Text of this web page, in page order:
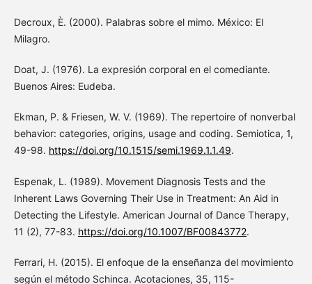
Decroux, È. (2000). Palabras sobre el mimo. México: El
Milagro.
Doat, J. (1976). La expresión corporal en el comediante.
Buenos Aires: Eudeba.
Ekman, P. & Friesen, W. V. (1969). The repertoire of nonverbal
behavior: categories, origins, usage and coding. Semiotica, 1,
49-98. https://doi.org/10.1515/semi.1969.1.1.49.
Espenak, L. (1989). Movement Diagnosis Tests and the
Inherent Laws Governing Their Use in Treatment: An Aid in
Detecting the Lifestyle. American Journal of Dance Therapy,
11 (2), 77-83. https://doi.org/10.1007/BF00843772.
Ferrari, H. (2015). El enfoque de la enseñanza del movimiento
según el método Schinca. Acotaciones, 35, 115-